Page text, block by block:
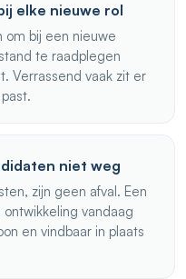
elke nieuwe rol
om bij een nieuwe
te raadplegen
Verrassend vaak zit er
niet weg
zijn geen afval. Een
vandaag
en vindbaar in plaats